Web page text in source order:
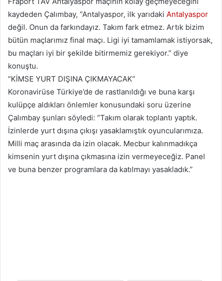
kaydeden Çalımbay, “Antalyaspor, ilk yarıdaki Antalyaspor
değil. Onun da farkındayız. Takım fark etmez. Artık bizim
bütün maçlarımız final maçı. Ligi iyi tamamlamak istiyorsak,
bu maçları iyi bir şekilde bitirmemiz gerekiyor.” diye
konuştu.
“KİMSE YURT DIŞINA ÇIKMAYACAK”
Koronavirüse Türkiye’de de rastlanıldığı ve buna karşı
kulüpçe aldıkları önlemler konusundaki soru üzerine
Çalımbay şunları söyledi: “Takım olarak toplantı yaptık.
İzinlerde yurt dışına çıkışı yasaklamıştık oyuncularımıza.
Milli maç arasında da izin olacak. Mecbur kalınmadıkça
kimsenin yurt dışına çıkmasına izin vermeyeceğiz. Panel
ve buna benzer programlara da katılmayı yasakladık.”